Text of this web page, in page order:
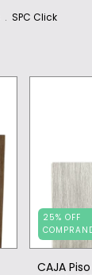
. SPC Click
25% OFF
CAJA